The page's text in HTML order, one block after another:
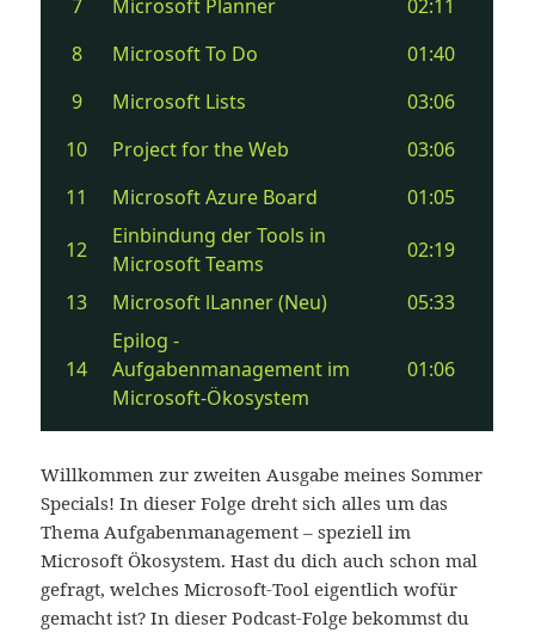
Willkommen zur zweiten Ausgabe meines Sommer
Specials! In dieser Folge dreht sich alles um das
Thema Aufgabenmanagement – speziell im
Microsoft Ökosystem. Hast du dich auch schon mal
gefragt, welches Microsoft-Tool eigentlich wofür
gemacht ist? In dieser Podcast-Folge bekommst du